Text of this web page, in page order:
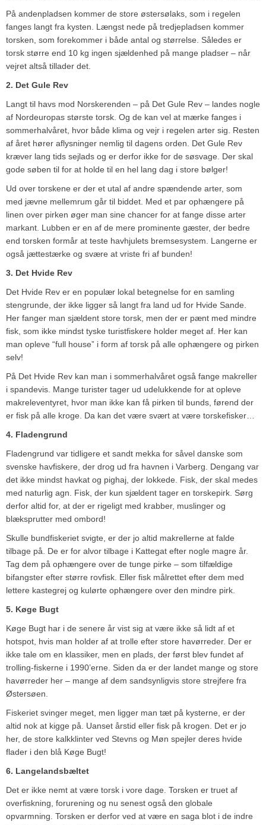
På andenpladsen kommer de store østersølaks, som i regelen
fanges langt fra kysten. Længst nede på tredjepladsen kommer
torsken, som forekommer i både antal og størrelse. Således er
torsk større end 10 kg ingen sjældenhed på mange pladser – når
vejret altså tillader det.
2. Det Gule Rev
Langt til havs mod Norskerenden – på Det Gule Rev – landes nogle
af Nordeuropas største torsk. Og de kan vel at mærke fanges i
sommerhalvåret, hvor både klima og vejr i regelen arter sig. Resten
af året hører aflysninger nemlig til dagens orden. Det Gule Rev
kræver lang tids sejlads og er derfor ikke for de søsvage. Der skal
gode søben til for at holde til en hel lang dag i store bølger!
Ud over torskene er der et utal af andre spændende arter, som
med jævne mellemrum går til biddet. Med et par ophængere på
linen over pirken øger man sine chancer for at fange disse arter
markant. Lubben er en af de mere prominente gæster, der bedre
end torsken formår at teste havhjulets bremsesystem. Langerne er
også jættestærke og svære at vriste fri af bunden!
3. Det Hvide Rev
Det Hvide Rev er en populær lokal betegnelse for en samling
stengrunde, der ikke ligger så langt fra land ud for Hvide Sande.
Her fanger man sjældent store torsk, men der er pænt med mindre
fisk, som ikke mindst tyske turistfiskere holder meget af. Her kan
man opleve “full house” i form af torsk på alle ophængere og pirken
selv!
På Det Hvide Rev kan man i sommerhalvåret også fange makreller
i spandevis. Mange turister tager ud udelukkende for at opleve
makreleventyret, hvor man ikke kan få pirken til bunds, førend der
er fisk på alle kroge. Da kan det være svært at være torskefisker…
4. Fladengrund
Fladengrund var tidligere et sandt mekka for såvel danske som
svenske havfiskere, der drog ud fra havnen i Varberg. Dengang var
det ikke mindst havkat og pighaj, der lokkede. Fisk, der skal medes
med naturlig agn. Fisk, der kun sjældent tager en torskepirk. Sørg
derfor altid for, at der er rigeligt med krabber, muslinger og
blæksprutter med ombord!
Skulle bundfiskeriet svigte, er der jo altid makrellerne at falde
tilbage på. De er for alvor tilbage i Kattegat efter nogle magre år.
Tag dem på ophængere over de tunge pirke – som tilfældige
bifangster efter større rovfisk. Eller fisk målrettet efter dem med
lettere kastegrej og kulørte ophængere over den mindre pirk.
5. Køge Bugt
Køge Bugt har i de senere år vist sig at være ikke så lidt af et
hotspot, hvis man holder af at trolle efter store havørreder. Der er
ikke tale om en klassiker, men en plads, der først blev fundet af
trolling-fiskerne i 1990’erne. Siden da er der landet mange og store
havørreder her – mange af dem sandsynligvis store strejfere fra
Østersøen.
Fiskeriet svinger meget, men ligger man tæt på kysterne, er der
altid nok at kigge på. Uanset årstid eller fisk på krogen. Det er jo
her, de store kalkklinter ved Stevns og Møn spejler deres hvide
flader i den blå Køge Bugt!
6. Langelandsbæltet
Det er ikke nemt at være torsk i vore dage. Torsken er truet af
overfiskning, forurening og nu senest også den globale
opvarmning. Torsken er derfor ved at være en saga blot i de indre